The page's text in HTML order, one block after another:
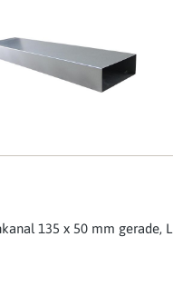
135 x 50 mm gerade, L